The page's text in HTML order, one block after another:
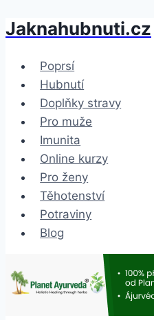
Přeskočit
obsah
Jaknahubnuti.cz
Poprsí
Hubnutí
Doplňky stravy
Pro muže
Imunita
Online kurzy
Pro ženy
Těhotenství
Potraviny
Blog